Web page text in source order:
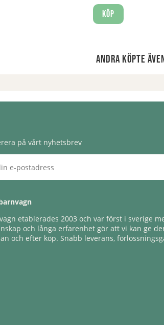
Köp
Andra köpte
på vårt nyhetsbrev
etablerades 2003 och var först i sverige
och långa erfarenhet gör att vi kan ge
och efter köp. Snabb leverans,